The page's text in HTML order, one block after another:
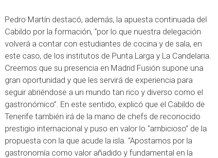
Pedro Martín destacó, además, la apuesta continuada del
Cabildo por la formación, “por lo que nuestra delegación
volverá a contar con estudiantes de cocina y de sala, en
este caso, de los institutos de Punta Larga y La Candelaria.
Creemos que su presencia en Madrid Fusión supone una
gran oportunidad y que les servirá de experiencia para
seguir abriéndose a un mundo tan rico y diverso como el
gastronómico”. En este sentido, explicó que el Cabildo de
Tenerife también irá de la mano de chefs de reconocido
prestigio internacional y puso en valor lo “ambicioso” de la
propuesta con la que acude la isla. “Apostamos por la
gastronomía como valor añadido y fundamental en la